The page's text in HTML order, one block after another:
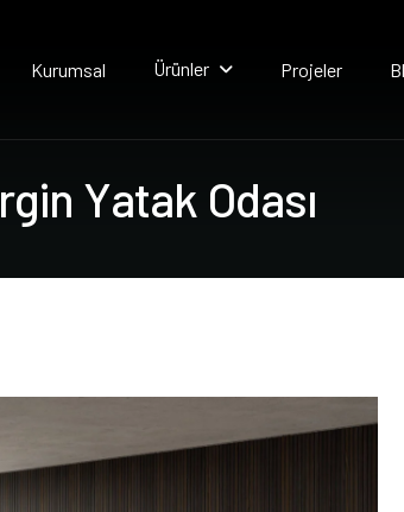
Kurumsal Ürünler Projeler
rgin Yatak Odası